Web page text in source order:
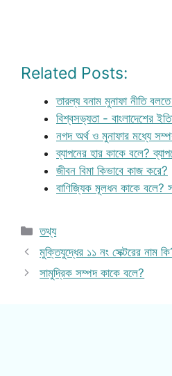
Related Posts:
তারল্য বনাম মুনাফা নীতি
বিশ্বসভ্যতা - বাংলাদেশের
নগদ অর্থ ও মুনাফার মধ্যে
ব্যাপনের হার কাকে বলে?
জীবন বিমা কিভাবে কাজ করে?
বাণিজ্যিক মূলধন কাকে বলে?
Categories
তথ্য
মুক্তিযুদ্ধের ১১ নং সেক্টরের নাম
সামুদ্রিক সম্পদ কাকে বলে?